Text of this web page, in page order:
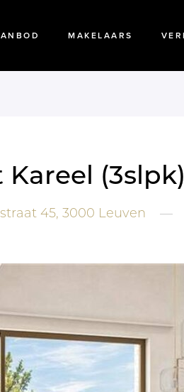
MAKELAARS
Kareel (3slpk)
45, 3000 Leuven —